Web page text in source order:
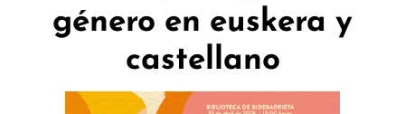
género en euskera y
castellano